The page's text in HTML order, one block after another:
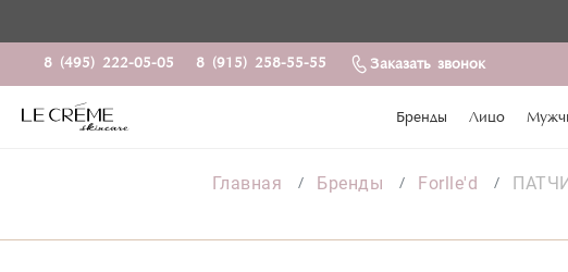
8 (495) 222-05-05 8 (915) 258-55-55 Заказать звонок
Бренды Лицо
Главная Бренды Forlle'd